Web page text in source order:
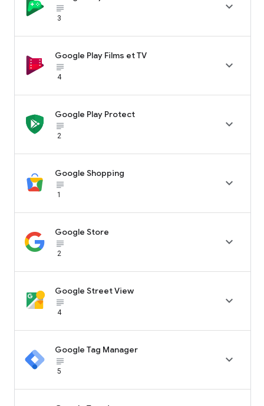
subject_black
3

Google Play Films et TV
subject_black
4

Google Play Protect
subject_black
2

Google Shopping
subject_black
1

Google Store
subject_black
2

Google Street View
subject_black
4

Google Tag Manager
subject_black
5
